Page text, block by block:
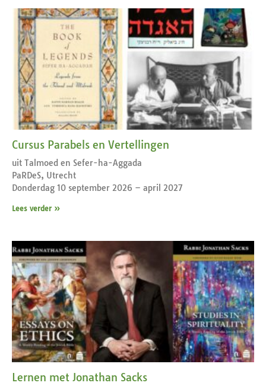
Cursus Parabels en Vertellingen
uit Talmoed en Sefer-ha-Aggada
PaRDeS, Utrecht
Donderdag 10 september 2026 – april 2027
Lees verder »
Lernen met Jonathan Sacks